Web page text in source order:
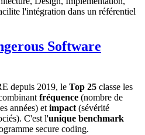
l'intégration dans un référentiel
Software
depuis 2019, le Top 25 classe les
fréquence (nombre de
années) et impact (sévérité
C'est l'unique benchmark
secure coding.